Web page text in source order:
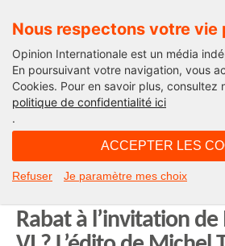
Nous respectons votre vie
Opinion Internationale est un média
En poursuivant votre navigation, vous
Cookies. Pour en savoir plus, consultez
politique de confidentialité ici
.
ACCEPTER LES
Refuser Je paramètre mes choix
Edito
Le choix du Maroc.
Rabat à l’invitation